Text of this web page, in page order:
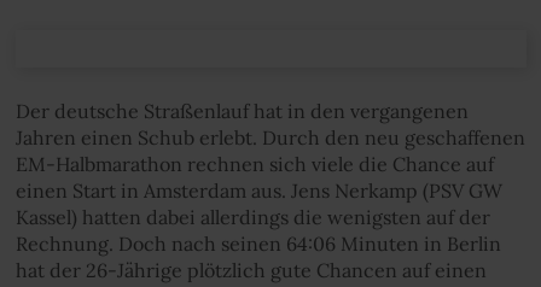
Der deutsche Straßenlauf hat in den vergangenen
Jahren einen Schub erlebt. Durch den neu geschaffenen
EM-Halbmarathon rechnen sich viele die Chance auf
einen Start in Amsterdam aus. Jens Nerkamp (PSV GW
Kassel) hatten dabei allerdings die wenigsten auf der
Rechnung. Doch nach seinen 64:06 Minuten in Berlin
hat der 26-Jährige plötzlich gute Chancen auf einen